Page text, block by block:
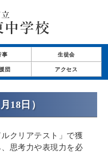
事 生徒会
団 アクセス
18日）
クリアテスト」で獲
思考力や表現力を必